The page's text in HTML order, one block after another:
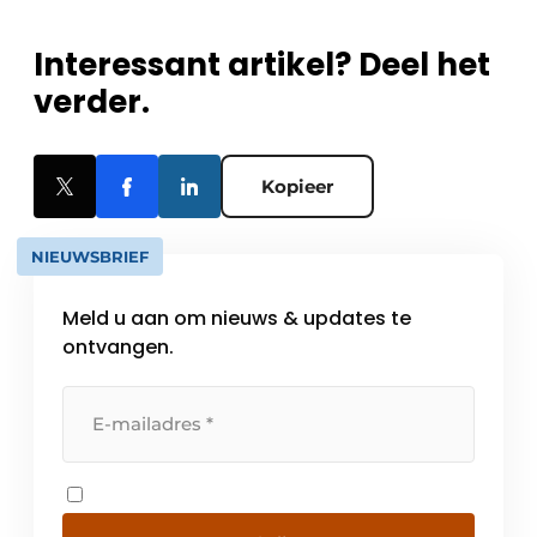
Interessant artikel? Deel het
verder.
Kopieer
NIEUWSBRIEF
Meld u aan om nieuws & updates te
ontvangen.